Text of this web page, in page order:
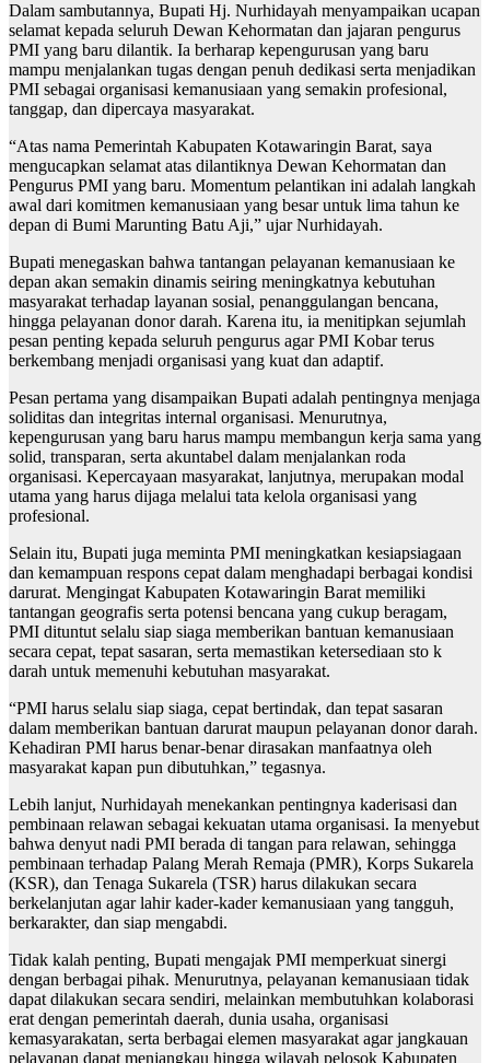
Dalam sambutannya, Bupati Hj. Nurhidayah menyampaikan ucapan
selamat kepada seluruh Dewan Kehormatan dan jajaran pengurus
PMI yang baru dilantik. Ia berharap kepengurusan yang baru
mampu menjalankan tugas dengan penuh dedikasi serta menjadikan
PMI sebagai organisasi kemanusiaan yang semakin profesional,
tanggap, dan dipercaya masyarakat.
“Atas nama Pemerintah Kabupaten Kotawaringin Barat, saya
mengucapkan selamat atas dilantiknya Dewan Kehormatan dan
Pengurus PMI yang baru. Momentum pelantikan ini adalah langkah
awal dari komitmen kemanusiaan yang besar untuk lima tahun ke
depan di Bumi Marunting Batu Aji,” ujar Nurhidayah.
Bupati menegaskan bahwa tantangan pelayanan kemanusiaan ke
depan akan semakin dinamis seiring meningkatnya kebutuhan
masyarakat terhadap layanan sosial, penanggulangan bencana,
hingga pelayanan donor darah. Karena itu, ia menitipkan sejumlah
pesan penting kepada seluruh pengurus agar PMI Kobar terus
berkembang menjadi organisasi yang kuat dan adaptif.
Pesan pertama yang disampaikan Bupati adalah pentingnya menjaga
soliditas dan integritas internal organisasi. Menurutnya,
kepengurusan yang baru harus mampu membangun kerja sama yang
solid, transparan, serta akuntabel dalam menjalankan roda
organisasi. Kepercayaan masyarakat, lanjutnya, merupakan modal
utama yang harus dijaga melalui tata kelola organisasi yang
profesional.
Selain itu, Bupati juga meminta PMI meningkatkan kesiapsiagaan
dan kemampuan respons cepat dalam menghadapi berbagai kondisi
darurat. Mengingat Kabupaten Kotawaringin Barat memiliki
tantangan geografis serta potensi bencana yang cukup beragam,
PMI dituntut selalu siap siaga memberikan bantuan kemanusiaan
secara cepat, tepat sasaran, serta memastikan ketersediaan sto k
darah untuk memenuhi kebutuhan masyarakat.
“PMI harus selalu siap siaga, cepat bertindak, dan tepat sasaran
dalam memberikan bantuan darurat maupun pelayanan donor darah.
Kehadiran PMI harus benar-benar dirasakan manfaatnya oleh
masyarakat kapan pun dibutuhkan,” tegasnya.
Lebih lanjut, Nurhidayah menekankan pentingnya kaderisasi dan
pembinaan relawan sebagai kekuatan utama organisasi. Ia menyebut
bahwa denyut nadi PMI berada di tangan para relawan, sehingga
pembinaan terhadap Palang Merah Remaja (PMR), Korps Sukarela
(KSR), dan Tenaga Sukarela (TSR) harus dilakukan secara
berkelanjutan agar lahir kader-kader kemanusiaan yang tangguh,
berkarakter, dan siap mengabdi.
Tidak kalah penting, Bupati mengajak PMI memperkuat sinergi
dengan berbagai pihak. Menurutnya, pelayanan kemanusiaan tidak
dapat dilakukan secara sendiri, melainkan membutuhkan kolaborasi
erat dengan pemerintah daerah, dunia usaha, organisasi
kemasyarakatan, serta berbagai elemen masyarakat agar jangkauan
pelayanan dapat menjangkau hingga wilayah pelosok Kabupaten